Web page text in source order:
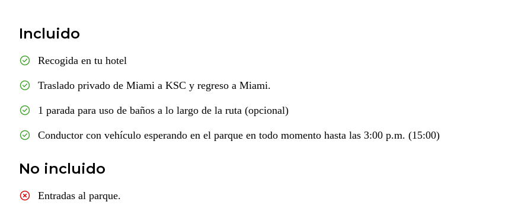
Incluido
Recogida en tu hotel
Traslado privado de Miami a KSC y regreso a Miami.
1 parada para uso de baños a lo largo de la ruta (opcional)
Conductor con vehículo esperando en el parque en todo momento hasta las 3:00 p.m. (15:00)
No incluido
Entradas al parque.